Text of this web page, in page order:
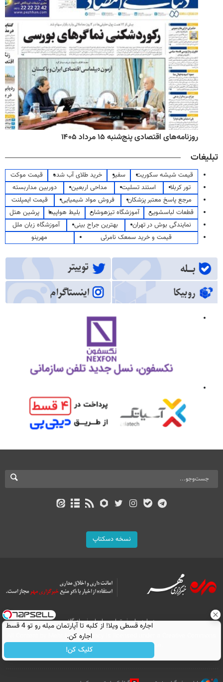
روزنامه‌های اقتصادی پنج‌شنبه ۱۵ مرداد ۱۴۰۵
تبلیغات
قیمت شیشه سکوریت سفیر خرید طلای آب شده
قیمت موکت
تور کربلا
استند تسلیت مداحی اربعین
دوربین مداربسته
مرجع پاسخ معتبر پزشکان
فروش مواد شیمیایی
قیمت ایمپلنت
قطعات لباسشویی
آموزشگاه تیزهوشان بلیط هواپیما
پرشین هتل
نمایندگی بوش در تهران
بهترین جراح بینی
آموزشگاه زبان ملل
قیمت و خرید سمعک نامرئی
مهرینو
نسخه دسکتاپ
درباره ما تماس با ما
بازرگانی
All Content by Mehr News Agency is licensed under a Creative Commons
Attribution 4.0 International License.
اجاره‌ قسطی ویلا! از کلبه تا آپارتمان مبله رو تو 4 قسط
اجاره کن.
کلیک کن!